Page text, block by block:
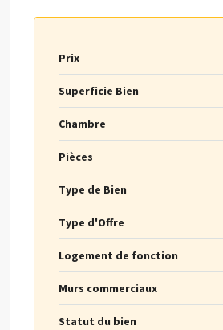
Prix
Superficie Bien
Chambre
Pièces
Type de Bien
Type d'Offre
Logement de fonction
Murs commerciaux
Statut du bien